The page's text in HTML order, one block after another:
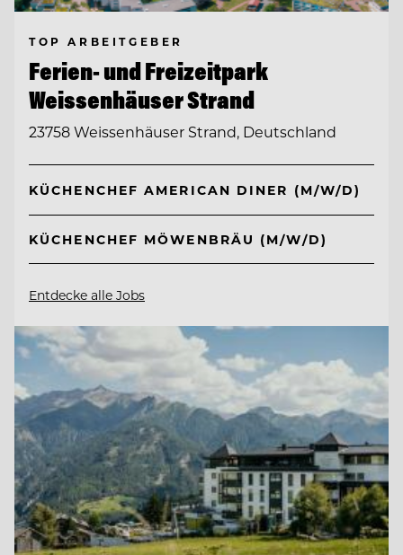
TOP ARBEITGEBER
Ferien- und Freizeitpark
Weissenhäuser Strand
23758 Weissenhäuser Strand, Deutschland
KÜCHENCHEF AMERICAN DINER (M/W/D)
KÜCHENCHEF MÖWENBRÄU (M/W/D)
Entdecke alle Jobs